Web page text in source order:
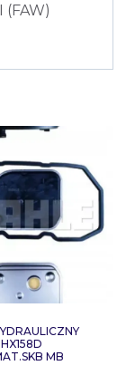
(FAW)
MB